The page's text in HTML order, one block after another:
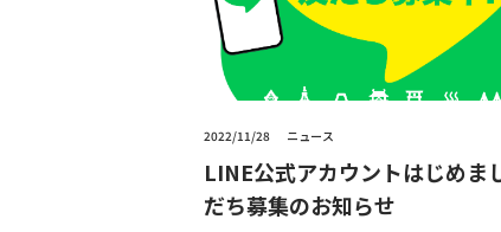
2022/11/28 ニュース
LINE公式アカウントはじめま
だち募集のお知らせ